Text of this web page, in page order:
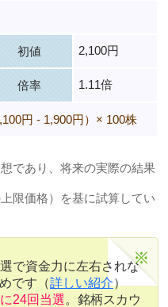
初値 2,100円
倍率 1.11倍
円 - 1,900円）× 100株
であり、将来の実際の結果
限価格）を基に試算してい
で資金力に左右されな
です（詳しい紹介）
に24回当選。銘柄スカウ